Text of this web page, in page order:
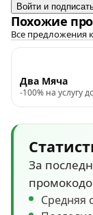
Войти и
Похожие
Все предложения
Два Мяча
-100% на услугу
За
Средняя